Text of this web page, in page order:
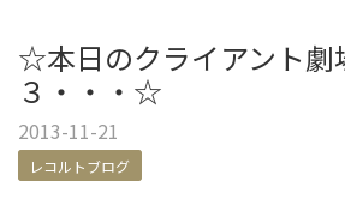
☆本日のクライアント
３・・・☆
2013-11-21
レコルトブログ